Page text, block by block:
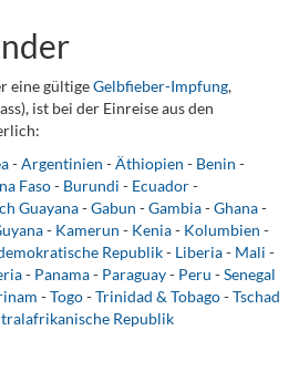
eine gültigeGelbfieber-Impfung,
ist bei der Einreise aus den
-Argentinien -Äthiopien - Benin -
Faso- Burundi - Ecuador-
Guayana-Gabun -Gambia-Ghana-
- Kamerun - Kenia- Kolumbien -
Republik- Liberia- Mali -
- Panama- Paraguay- Peru -Senegal
-Togo-Trinidad & Tobago-Tschad
Republik